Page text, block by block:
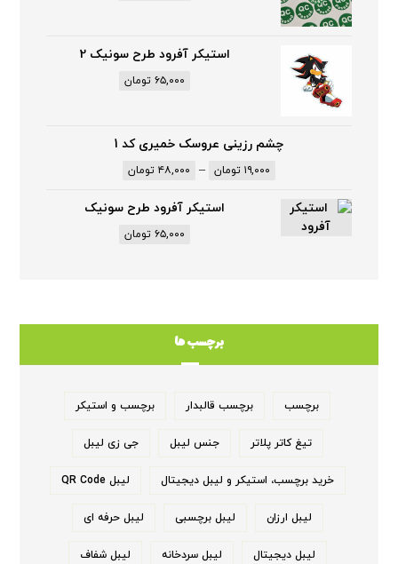
استیکر آفرود طرح سونیک 2
۶۵,۰۰۰ تومان
چشم رزینی عروسک خمیری کد 1
۱۹,۰۰۰ تومان – ۴۸,۰۰۰ تومان
استیکر آفرود طرح سونیک
۶۵,۰۰۰ تومان
برچسب ها
برچسب برچسب قالبدار برچسب و استیکر
تیغ کاتر پلاتر جنس لیبل جی زی لیبل
خرید برچسب، استیکر و لیبل دیجیتال لیبل QR Code
لیبل ارزان لیبل برچسبی لیبل حرفه ای
لیبل دیجیتال لیبل سردخانه لیبل شفاف